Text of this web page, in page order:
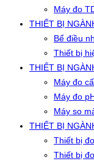
Máy đo
THIẾT BỊ
Bể điều
Thiết bị
THIẾT BỊ
Máy đo
Máy đo
Máy so
THIẾT BỊ
Thiết bị
Thiết bị